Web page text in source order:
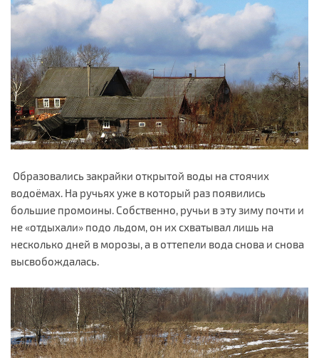
Образовались закрайки открытой воды на стоячих
водоёмах. На ручьях уже в который раз появились
большие промоины. Собственно, ручьи в эту зиму почти и
не «отдыхали» подо льдом, он их схватывал лишь на
несколько дней в морозы, а в оттепели вода снова и снова
высвобождалась.